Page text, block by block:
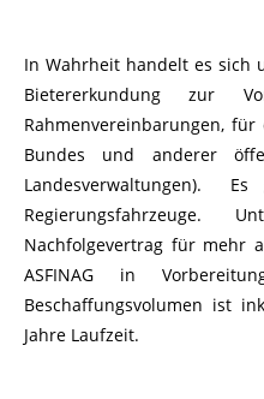
In Wahrheit handelt es sich
Bietererkundung zur
Rahmenvereinbarungen,
Bundes und anderer
Landesverwaltungen).
Regierungsfahrzeuge.
Nachfolgevertrag für mehr
ASFINAG in
Beschaffungsvolumen ist
Jahre Laufzeit.